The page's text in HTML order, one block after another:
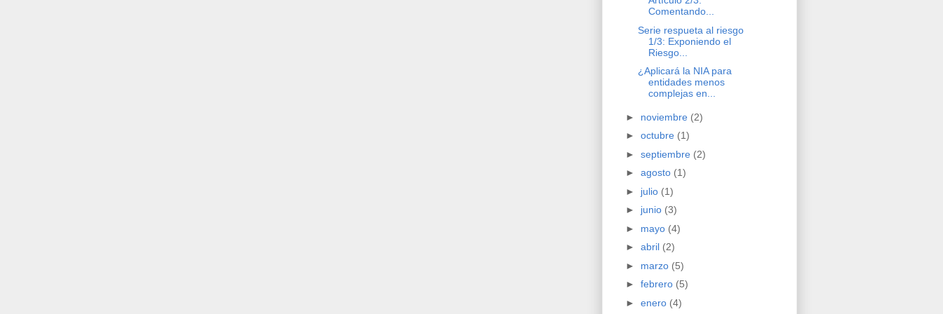
Comentando...
Serie respueta al riesgo
1/3: Exponiendo el
Riesgo...
¿Aplicará la NIA para
entidades menos
complejas en...
► noviembre (2)
► octubre (1)
► septiembre (2)
► agosto (1)
► julio (1)
► junio (3)
► mayo (4)
► abril (2)
► marzo (5)
► febrero (5)
► enero (4)